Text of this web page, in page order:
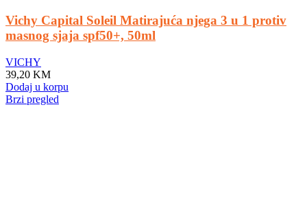
Vichy Capital Soleil Matirajuća njega 3 u 1 protiv
masnog sjaja spf50+, 50ml
VICHY
39,20 KM
Dodaj u korpu
Brzi pregled